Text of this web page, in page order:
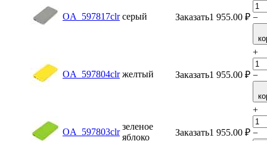
OA_597817clr серый Заказать1 955.00 ₽ −
OA_597804clr желтый Заказать1 955.00 ₽
+
−
OA_597803clr
зеленое
яблоко
Заказать1 955.00 ₽
+
−